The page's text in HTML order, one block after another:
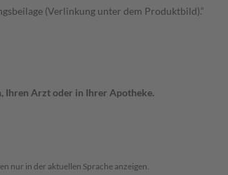
(Verlinkung unter dem Produktbild).“
Ihren Arzt oder in Ihrer Apotheke.
nur in der aktuellen Sprache anzeigen.